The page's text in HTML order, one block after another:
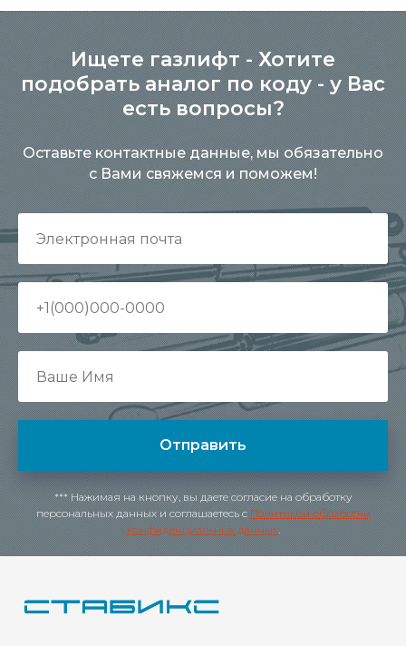
Ищете газлифт - Хотите
подобрать аналог по коду - у Вас
есть вопросы?
Оставьте контактные данные, мы обязательно
с Вами свяжемся и поможем!
Отправить
*** Нажимая на кнопку, вы даете согласие на обработку
персональных данных и соглашаетесь c Политикой обработки
конфиденциальных данных.